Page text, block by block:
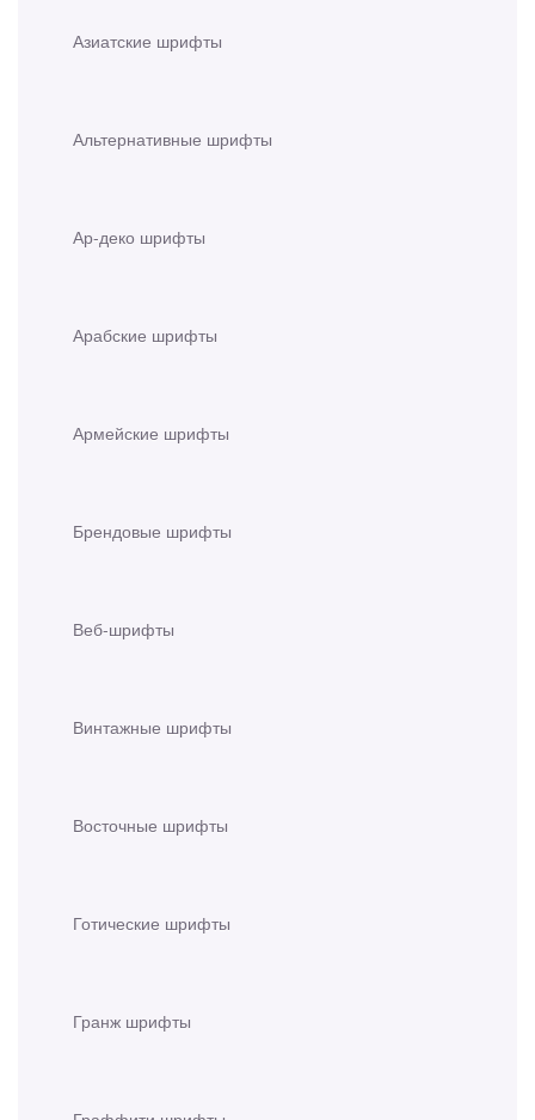
Азиатские шрифты
Альтернативные шрифты
Ар-деко шрифты
Арабские шрифты
Армейские шрифты
Брендовые шрифты
Веб-шрифты
Винтажные шрифты
Восточные шрифты
Готические шрифты
Гранж шрифты